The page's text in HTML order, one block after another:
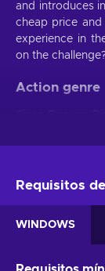
and introduces
cheap price
experience in
on the
Action genre
players can
presented
the best of the
you’re not yet
valuable traits.
skills in the
Requisitos
WINDOWS